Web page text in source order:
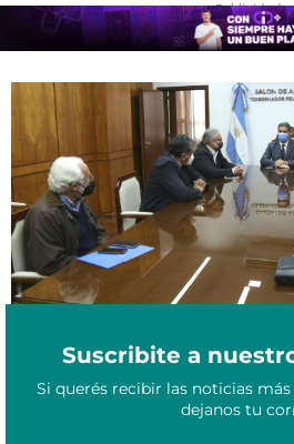
- Publicidad -
Plan Ganadero para el Norte Grande:
beneficios para el NEA
Junio 24, 2021
Suscribite a
Si querés recibir las noticias
dejanos tu